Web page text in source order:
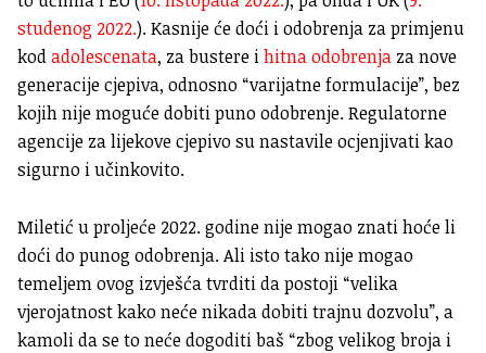
studenog 2022.). Kasnije će doći i odobrenja za primjenu
kodadolescenata, za bustere ihitna odobrenja za nove
generacije cjepiva, odnosno “varijatne formulacije”, bez
kojih nije moguće dobiti puno odobrenje. Regulatorne
agencije za lijekove cjepivo su nastavile ocjenjivati kao
sigurno i učinkovito.
Miletić u proljeće 2022. godine nije mogao znati hoće li
doći do punog odobrenja. Ali isto tako nije mogao
temeljem ovog izvješća tvrditi da postoji “velika
vjerojatnost kako neće nikada dobiti trajnu dozvolu”, a
kamoli da se to neće dogoditi baš “zbog velikog broja i